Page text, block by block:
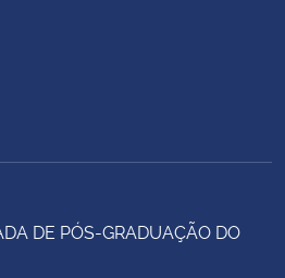
DE PÓS-GRADUAÇÃO DO